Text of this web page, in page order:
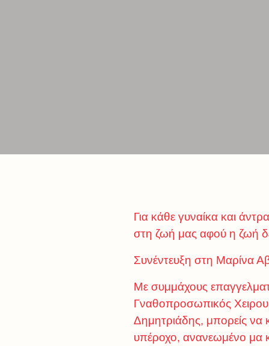
Για κάθε γυναίκα και
στη ζωή μας αφού η ζωή
Συνέντευξη στη Μαρίνα
Με συμμάχους
Γναθοπροσωπικός
Δημητριάδης, μπορείς να
υπέροχο, ανανεωμένο μα